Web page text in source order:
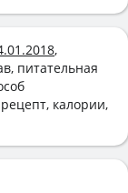
,
питательная
калории,